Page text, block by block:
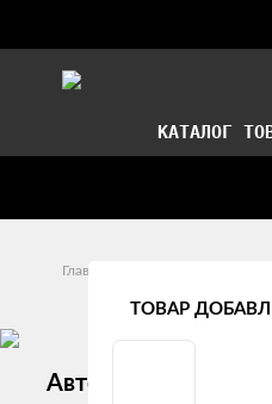
КАТАЛОГ
Главная
Автомобильные
ТОВАР